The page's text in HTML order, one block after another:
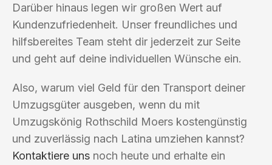
Darüber hinaus legen wir großen Wert auf
Kundenzufriedenheit. Unser freundliches und
hilfsbereites Team steht dir jederzeit zur Seite
und geht auf deine individuellen Wünsche ein.
Also, warum viel Geld für den Transport deiner
Umzugsgüter ausgeben, wenn du mit
Umzugskönig Rothschild Moers kostengünstig
und zuverlässig nach Latina umziehen kannst?
Kontaktiere uns noch heute und erhalte ein